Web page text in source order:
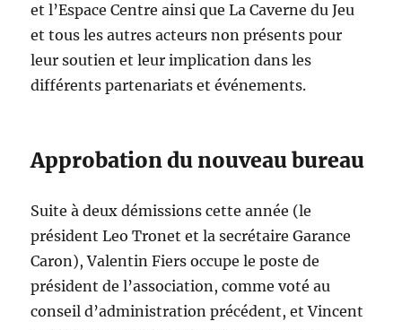
et l’Espace Centre ainsi que La Caverne du Jeu
et tous les autres acteurs non présents pour
leur soutien et leur implication dans les
différents partenariats et événements.
Approbation du nouveau bureau
Suite à deux démissions cette année (le
président Leo Tronet et la secrétaire Garance
Caron), Valentin Fiers occupe le poste de
président de l’association, comme voté au
conseil d’administration précédent, et Vincent